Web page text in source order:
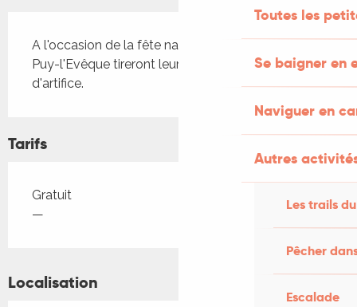
Toutes les
Se baigner en
Naviguer en
Autres
Les trails
Pêcher
Escalade
A l'occasion de la fête nationale, les pompiers de
Puy-l'Evêque tireront leur traditionnel feu
d'artifice.
Tarifs
Tarifs 2026
Gratuit
—
Localisation